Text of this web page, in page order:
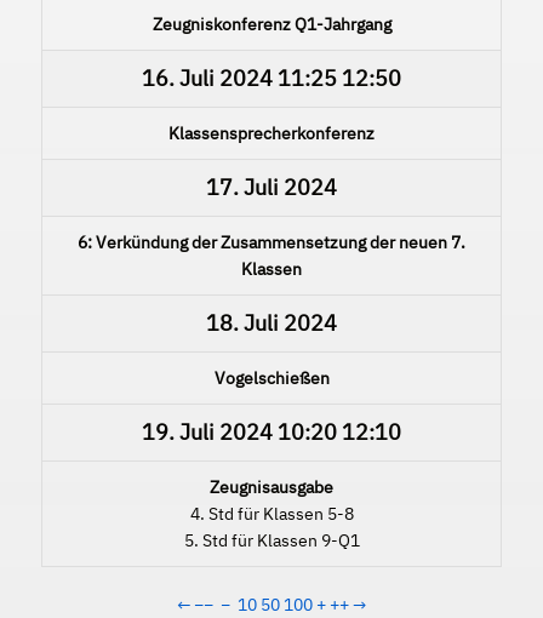
Zeugniskonferenz Q1-Jahrgang
16. Juli 2024 11:25 12:50
Klassensprecherkonferenz
17. Juli 2024
6: Verkündung der Zusammensetzung der neuen 7.
Klassen
18. Juli 2024
Vogelschießen
19. Juli 2024 10:20 12:10
Zeugnisausgabe
4. Std für Klassen 5-8
5. Std für Klassen 9-Q1
← −− − 10 50 100 + ++→